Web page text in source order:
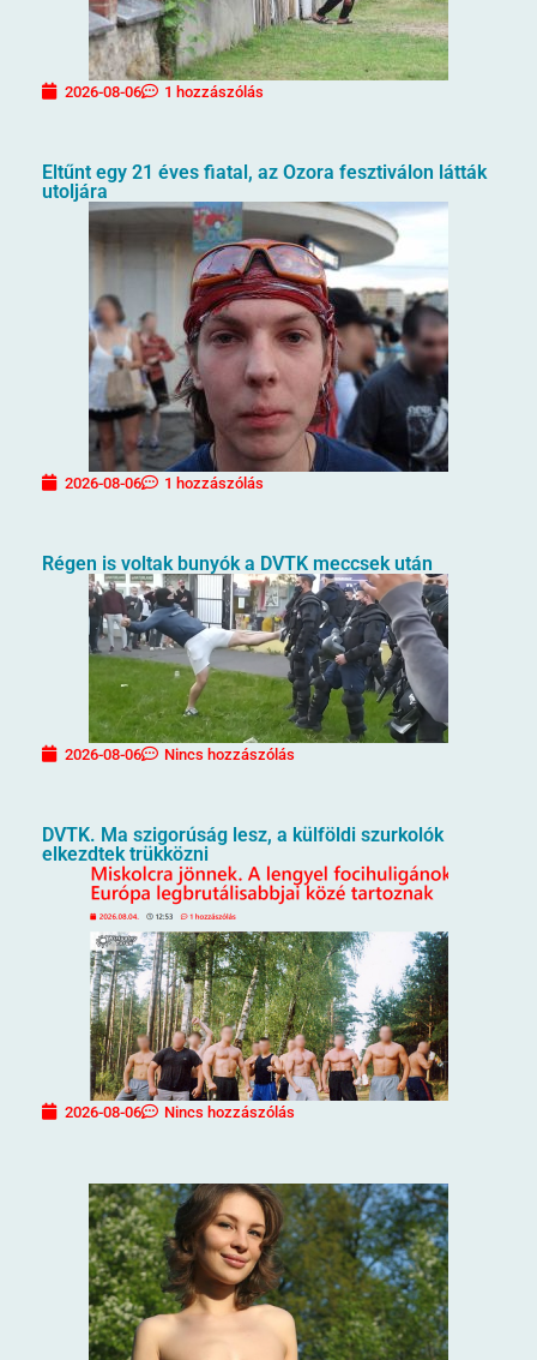
2026-08-06 1 hozzászólás
Eltűnt egy 21 éves fiatal, az Ozora fesztiválon látták
utoljára
2026-08-06 1 hozzászólás
Régen is voltak bunyók a DVTK meccsek után
2026-08-06 Nincs hozzászólás
DVTK. Ma szigorúság lesz, a külföldi szurkolók
elkezdtek trükközni
2026-08-06 Nincs hozzászólás